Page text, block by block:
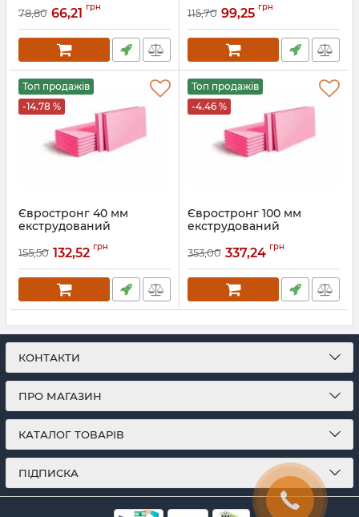
78,80 66,21 грн
Артикул: 192
115,70 99,25 грн
Топ продажів
-14.78 %
Євростронг 40 мм
екструдований
Артикул: 193
155,50 132,52 грн
Топ продажів
-4.46 %
Євростронг 100 мм
екструдований
353,00 337,24 грн
КОНТАКТИ
ПРО МАГАЗИН
КАТАЛОГ ТОВАРІВ
ПІДПИСКА